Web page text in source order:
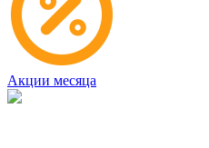
Акции месяца